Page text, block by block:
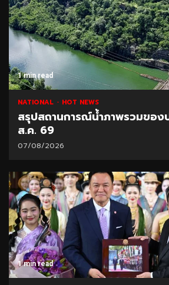
1 min read
NATIONAL HOT NEWS
สรุปสถานการณ์น้ำภาพรวมของ
ส.ค. 69
07/08/2026
1 min read